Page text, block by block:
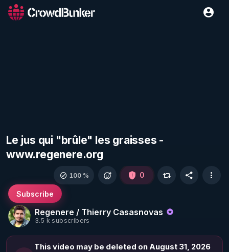
Le jus qui "brûle" les graisses -
www.regenere.org
Regenere / Thierry Casasnovas
3.5 k subscribers
Subscribe
100 % 0
This video may be deleted on August 31, 2026